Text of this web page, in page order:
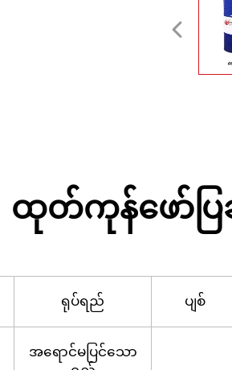
ထုတ်ကုန်ဖော်ပြ
ရုပ်ရည် ပျစ်
အရောင်မပြင်သော